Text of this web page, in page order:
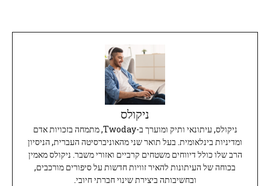
ניקולס
ניקולס, עיתונאי ותיק ומוערך ב-Twoday, מתמחה בזכויות אדם
ומדיניות בינלאומית. בעל תואר שני מהאוניברסיטה העברית, הניסיון
הרב שלו כולל דיווחים משטחים קרביים ואזורי משבר. ניקולס מאמין
בכוחה של העיתונות להאיר זוויות חדשות על סיפורים מורכבים,
ובחשיבותה ביצירת שינוי חברתי חיובי.